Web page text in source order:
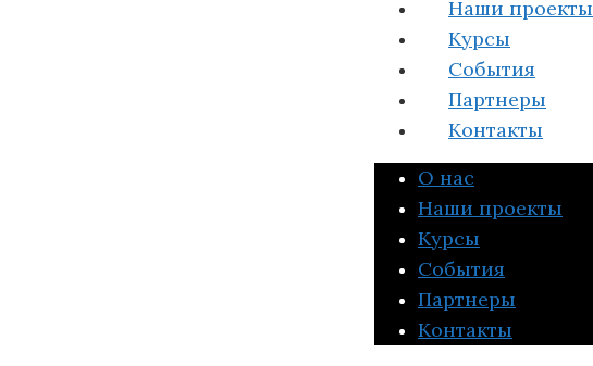
Наши проекты
Курсы
События
Партнеры
Контакты
О нас
Наши проекты
Курсы
События
Партнеры
Контакты